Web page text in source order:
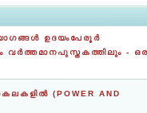
ഉദയംപേരൂർ
-
(POWER AND